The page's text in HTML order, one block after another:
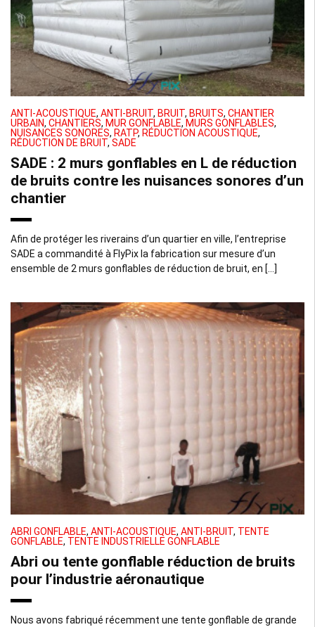
ANTI-ACOUSTIQUE, ANTI-BRUIT, BRUIT, BRUITS, CHANTIER
URBAIN, CHANTIERS, MUR GONFLABLE, MURS GONFLABLES,
NUISANCES SONORES, RATP, RÉDUCTION ACOUSTIQUE,
RÉDUCTION DE BRUIT, SADE
SADE : 2 murs gonflables en L de réduction
de bruits contre les nuisances sonores d’un
chantier
Afin de protéger les riverains d’un quartier en ville, l’entreprise
SADE a commandité à FlyPix la fabrication sur mesure d’un
ensemble de 2 murs gonflables de réduction de bruit, en […]
ABRI GONFLABLE, ANTI-ACOUSTIQUE, ANTI-BRUIT, TENTE
GONFLABLE, TENTE INDUSTRIELLE GONFLABLE
Abri ou tente gonflable réduction de bruits
pour l’industrie aéronautique
Nous avons fabriqué récemment une tente gonflable de grande